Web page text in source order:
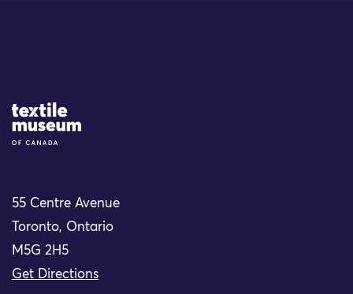
Site Logo
55 Centre Avenue
Toronto, Ontario
M5G 2H5
Get Directions